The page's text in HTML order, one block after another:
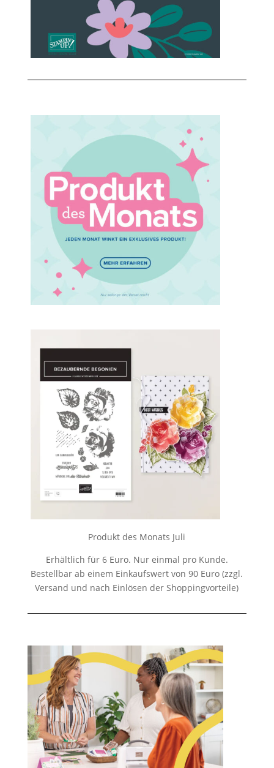
Produkt des Monats Juli
Erhältlich für 6 Euro. Nur einmal pro Kunde.
Bestellbar ab einem Einkaufswert von 90 Euro (zzgl.
Versand und nach Einlösen der Shoppingvorteile)